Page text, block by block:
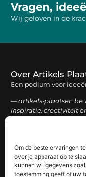
Om de beste ervaringen
over je apparaat op te
kunnen wij gegevens
toestemming geeft of uw
Vragen,
Wij geloven in de
Over Artikels
Een podium voor
— artikels-plaatsen.be
inspiratie, creativiteit